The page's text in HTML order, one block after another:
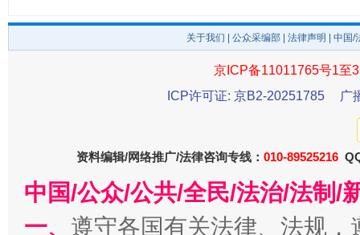
关于我们 公众采编部 法律声明 | 中国
京ICP备11011765号1至
ICP许可证: 京B2-20251785
广
资料编辑/网络推广/法律咨询专线： 010-89525216
中国/公众/公共/全民/法治/法制/
一、 遵守各国有关法律、法规